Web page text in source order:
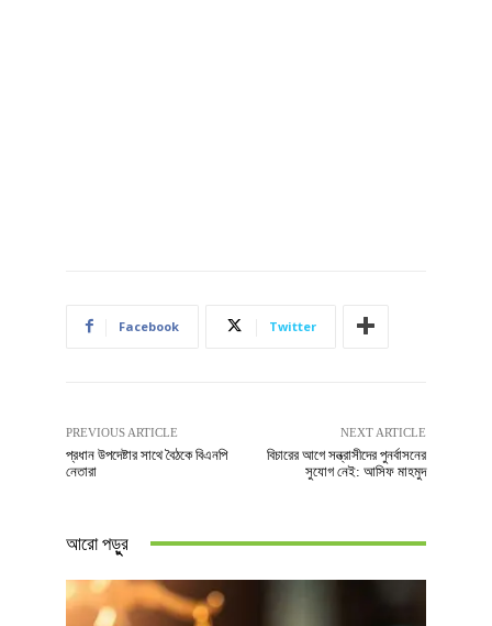
Facebook Twitter
PREVIOUS ARTICLE
প্রধান উপদেষ্টার সাথে বৈঠকে বিএনপি
নেতারা
NEXT ARTICLE
বিচারের আগে সন্ত্রাসীদের পুনর্বাসনের
সুযোগ নেই: আসিফ মাহমুদ
আরো পড়ুুর